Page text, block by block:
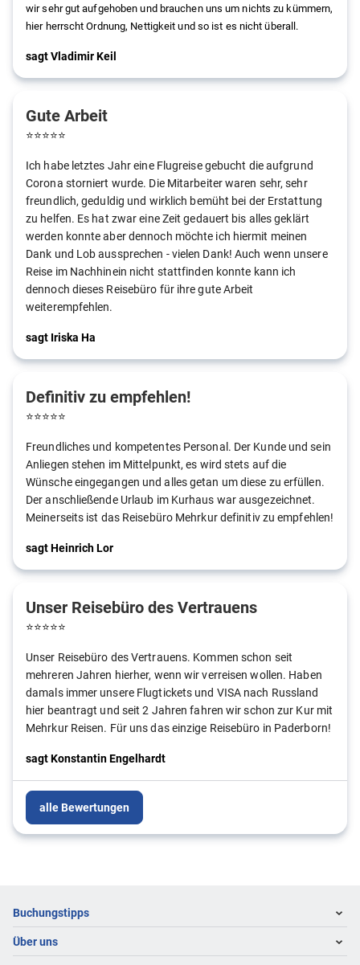
wir sehr gut aufgehoben und brauchen uns um nichts zu kümmern,
hier herrscht Ordnung, Nettigkeit und so ist es nicht überall.
sagt Vladimir Keil
Gute Arbeit
⭐⭐⭐⭐⭐
Ich habe letztes Jahr eine Flugreise gebucht die aufgrund
Corona storniert wurde. Die Mitarbeiter waren sehr, sehr
freundlich, geduldig und wirklich bemüht bei der Erstattung
zu helfen. Es hat zwar eine Zeit gedauert bis alles geklärt
werden konnte aber dennoch möchte ich hiermit meinen
Dank und Lob aussprechen - vielen Dank! Auch wenn unsere
Reise im Nachhinein nicht stattfinden konnte kann ich
dennoch dieses Reisebüro für ihre gute Arbeit
weiterempfehlen.
sagt Iriska Ha
Definitiv zu empfehlen!
⭐⭐⭐⭐⭐
Freundliches und kompetentes Personal. Der Kunde und sein
Anliegen stehen im Mittelpunkt, es wird stets auf die
Wünsche eingegangen und alles getan um diese zu erfüllen.
Der anschließende Urlaub im Kurhaus war ausgezeichnet.
Meinerseits ist das Reisebüro Mehrkur definitiv zu empfehlen!
sagt Heinrich Lor
Unser Reisebüro des Vertrauens
⭐⭐⭐⭐⭐
Unser Reisebüro des Vertrauens. Kommen schon seit
mehreren Jahren hierher, wenn wir verreisen wollen. Haben
damals immer unsere Flugtickets und VISA nach Russland
hier beantragt und seit 2 Jahren fahren wir schon zur Kur mit
Mehrkur Reisen. Für uns das einzige Reisebüro in Paderborn!
sagtKonstantin Engelhardt
alle Bewertungen
Footer navigation
Buchungstipps
Warum im Reisebüro buchen
Über uns